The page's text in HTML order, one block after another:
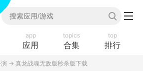
app
应用
topics
合集
top
排行
→ 真龙战魂无敌版秒杀版下载